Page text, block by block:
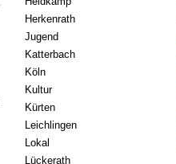
Herkenrath
Jugend
Katterbach
Köln
Kultur
Kürten
Leichlingen
Lokal
Lückerath